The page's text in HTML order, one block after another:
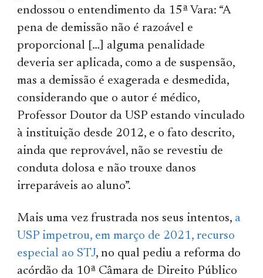
endossou o entendimento da 15ª Vara: “A
pena de demissão não é razoável e
proporcional […] alguma penalidade
deveria ser aplicada, como a de suspensão,
mas a demissão é exagerada e desmedida,
considerando que o autor é médico,
Professor Doutor da USP estando vinculado
à instituição desde 2012, e o fato descrito,
ainda que reprovável, não se revestiu de
conduta dolosa e não trouxe danos
irreparáveis ao aluno”.
Mais uma vez frustrada nos seus intentos, a
USP impetrou, em março de 2021, recurso
especial ao STJ, no qual pediu a reforma do
acórdão da 10ª Câmara de Direito Público